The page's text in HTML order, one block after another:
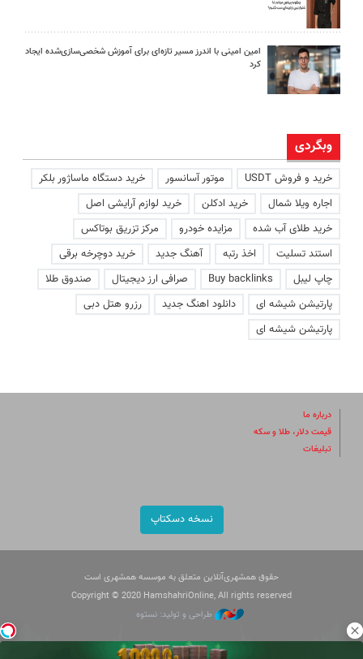
امین امینی با اندرز مسیر تازه‌ای برای آموزش شخصی‌سازی‌شده ایجاد
کرد
وبگردی
خرید و فروش USDT موتور آسانسور
خرید دستگاه ماساژور بلکر
اجاره ویلا شمال
خرید ادکلن
خرید لوازم آرایشی اصل
خرید طلای آب شده
مزایده خودرو
مرکز تزریق بوتاکس
استند تسلیت
اخذ رتبه آهنگ جدید
خرید دوچرخه برقی
چاپ لیبل
Buy backlinks صرافی ارز دیجیتال
صندوق طلا
پارتیشن شیشه ای
دانلود اهنگ جدید
رزرو هتل دبی
پارتیشن شیشه ای
درباره ما
قیمت دلار، طلا و سکه
تبلیغات
نسخه دسکتاپ
حقوق همشهری‌آنلاین متعلق به موسسه همشهری است
Copyright © 2020 HamshahriOnline, All rights reserved
طراحی و تولید: نستوه